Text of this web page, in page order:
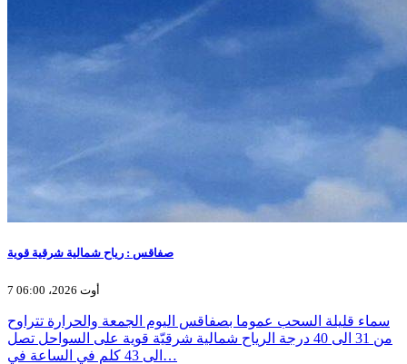
صفاقس : رياح شمالية شرقية قوية
7 أوت 2026، 06:00
سماء قليلة السحب عموما بصفاقس اليوم الجمعة والحرارة تتراوح
من 31 الى 40 درجة الرياح شمالية شرقيّة قوية على السواحل تصل
الى 43 كلم في الساعة في…